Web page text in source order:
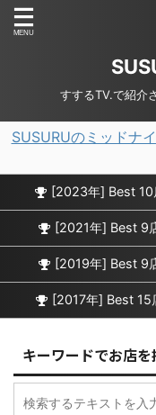
すするTV.で紹介
SUSURUのミッドナ
[2023年] Best 10
[2021年] Best 9
[2019年] Best 9
[2017年] Best 15
キーワードでお店を